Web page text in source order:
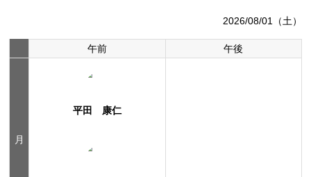
2026/08/01（土）
月
午前
平田 康仁
午後